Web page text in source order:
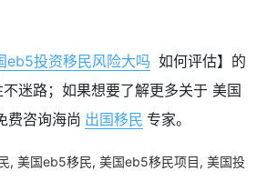
eb5投资移民风险大吗 如何评估】的
迷路；如果想要了解更多关于 美国
费咨询海尚 出国移民 专家。
, 美国eb5移民, 美国eb5移民项目, 美国投